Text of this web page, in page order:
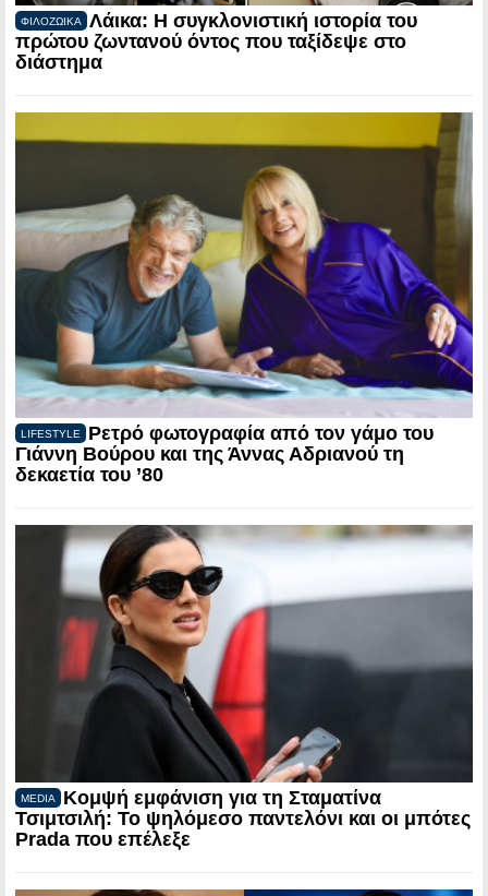
ΦΙΛΟΖΩΙΚΑ
Λάικα: Η συγκλονιστική ιστορία του
πρώτου ζωντανού όντος που ταξίδεψε στο
διάστημα
LIFESTYLE
Ρετρό φωτογραφία από τον γάμο του
Γιάννη Βούρου και της Άννας Αδριανού τη
δεκαετία του ’80
MEDIA
Κομψή εμφάνιση για τη Σταματίνα
Τσιμτσιλή: Το ψηλόμεσο παντελόνι και οι μπότες
Prada που επέλεξε